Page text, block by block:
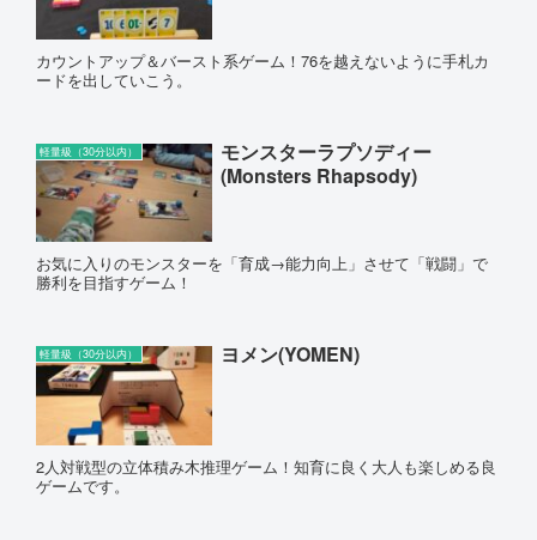
カウントアップ＆バースト系ゲーム！76を越えないように手札カ
ードを出していこう。
軽量級（30分以内）
モンスターラプソディー
(Monsters Rhapsody)
お気に入りのモンスターを「育成→能力向上」させて「戦闘」で
勝利を目指すゲーム！
軽量級（30分以内） ヨメン(YOMEN)
2人対戦型の立体積み木推理ゲーム！知育に良く大人も楽しめる良
ゲームです。